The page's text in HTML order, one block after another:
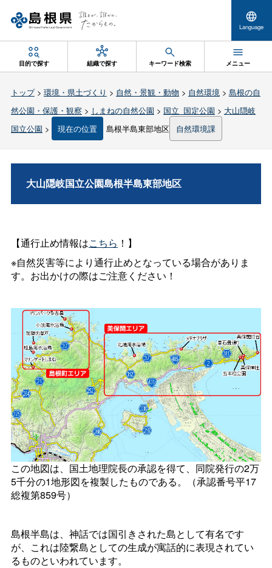
Language
目的で探す 組織で探す キーワード検索 メニュー
トップ> 環境・県土づくり > 自然・景観・動物 > 自然環境> 島根の自
然公園・保護・観察 > しまねの自然公園 > 国立_国定公園 > 大山隠岐
国立公園 > 現在の位置 島根半島東部地区 自然環境課
大山隠岐国立公園島根半島東部地区
【通行止め情報はこちら ！】
※自然災害等により通行止めとなっている場合がありま
す。お出かけの際はご注意ください！
この地図は、国土地理院長の承認を得て、同院発行の2万
5千分の1地形図を複製したものである。（承認番号平17
総複第859号）
島根半島は、神話では国引きされた島として有名です
が、これは陸繋島としての生成が寓話的に表現されてい
るものといわれています。